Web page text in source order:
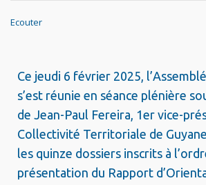
Ecouter
Ce jeudi 6 février 2025,
s’est réunie en séance plénière
de Jean-Paul Fereira, 1er vice-
Collectivité Territoriale de
les quinze dossiers inscrits à
présentation du Rapport